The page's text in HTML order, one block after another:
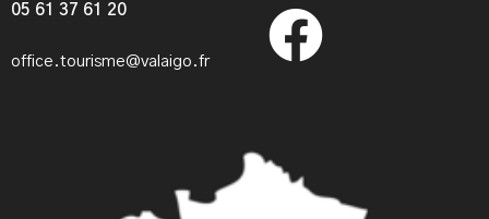
05 61 37 61 20
office.tourisme@valaigo.fr